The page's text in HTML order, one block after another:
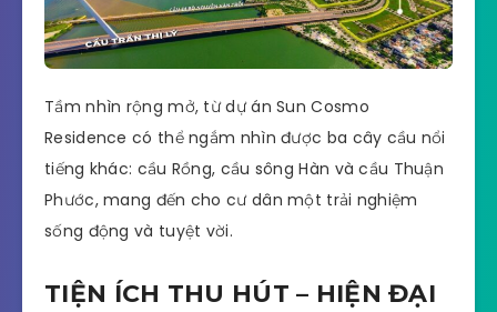
Tầm nhìn rộng mở, từ dự án Sun Cosmo
Residence có thể ngắm nhìn được ba cây cầu nổi
tiếng khác: cầu Rồng, cầu sông Hàn và cầu Thuận
Phước, mang đến cho cư dân một trải nghiệm
sống động và tuyệt vời.
TIỆN ÍCH THU HÚT – HIỆN ĐẠI